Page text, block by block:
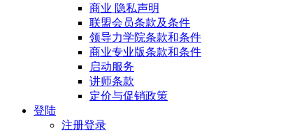
商业 隐私声明
联盟会员条款及条件
领导力学院条款和条件
商业专业版条款和条件
启动服务
讲师条款
定价与促销政策
登陆
注册登录